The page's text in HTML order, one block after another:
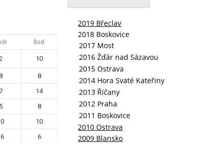
Bod
10
8
14
5
8
10
6
2019 Břeclav
2018 Boskovice
2010 Ostrava
2009 Blansko